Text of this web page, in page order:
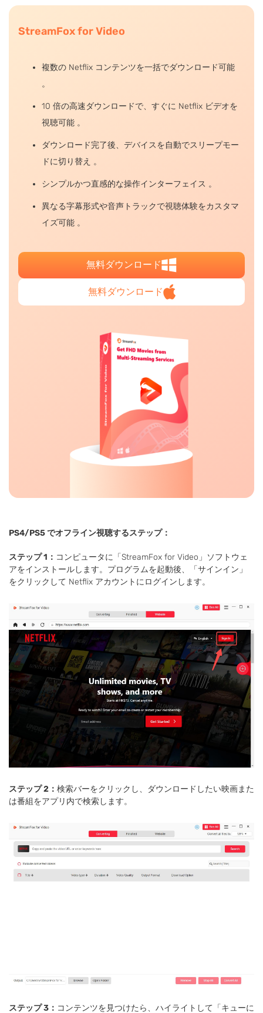
StreamFox for Video
複数の Netflix コンテンツを一括でダウンロード可能
。
10 倍の高速ダウンロードで、すぐに Netflix ビデオを
視聴可能 。
ダウンロード完了後、デバイスを自動でスリープモー
ドに切り替え 。
シンプルかつ直感的な操作インターフェイス 。
異なる字幕形式や音声トラックで視聴体験をカスタマ
イズ可能 。
無料ダウンロード
無料ダウンロード
PS4/PS5 でオフライン視聴するステップ：
ステップ 1： コンピュータに「StreamFox for Video」ソフトウェ
アをインストールします。プログラムを起動後、「サインイン」
をクリックして Netflix アカウントにログインします。
ステップ 2： 検索バーをクリックし、ダウンロードしたい映画また
は番組をアプリ内で検索します。
ステップ 3： コンテンツを見つけたら、ハイライトして「キューに